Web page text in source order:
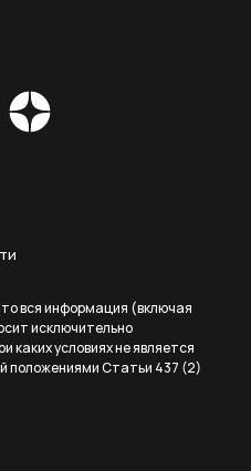
вся информация (включая
исключительно
каких условиях не является
положениями Статьи 437 (2)